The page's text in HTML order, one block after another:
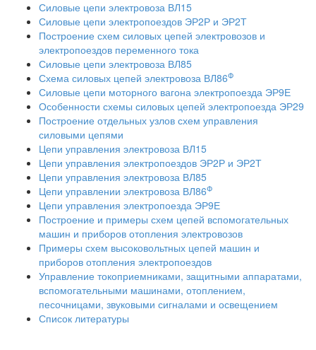
Силовые цепи электровоза ВЛ15
Силовые цепи электропоездов ЭР2Р и ЭР2Т
Построение схем силовых цепей электровозов и
электропоездов переменного тока
Силовые цепи электровоза ВЛ85
Схема силовых цепей электровоза ВЛ86Ф
Силовые цепи моторного вагона электропоезда ЭР9Е
Особенности схемы силовых цепей электропоезда ЭР29
Построение отдельных узлов схем управления
силовыми цепями
Цепи управления электровоза ВЛ15
Цепи управления электропоездов ЭР2Р и ЭР2Т
Цепи управления электровоза ВЛ85
Цепи управлении электровоза ВЛ86Ф
Цепи управления электропоезда ЭР9Е
Построение и примеры схем цепей вспомогательных
машин и приборов отопления электровозов
Примеры схем высоковольтных цепей машин и
приборов отопления электропоездов
Управление токоприемниками, защитными аппаратами,
вспомогательными машинами, отоплением,
песочницами, звуковыми сигналами и освещением
Список литературы